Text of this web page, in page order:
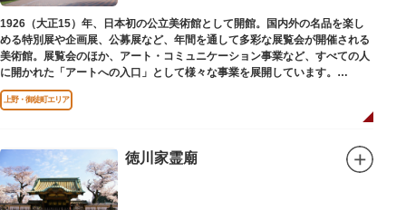
1926（大正15）年、日本初の公立美術館として開館。国内外の名品を楽し
める特別展や企画展、公募展など、年間を通して多彩な展覧会が開催される
美術館。展覧会のほか、アート・コミュニケーション事業など、すべての人
に開かれた「アートへの入口」として様々な事業を展開しています。
レストランやミュージアムショップも充実。開放的なガラス張りのレストラ
ンからは、美術館のプロムナードや四季折々の公園の景色を眺めることがで
能です（観覧料は展覧会によって異なります。展覧会のスケジュールや観覧
料等の詳細は公式サイトをご確認ください）。
専門のスタッフに子供を預け、ゆっくりと展覧会鑑賞を楽しめる託児サービ
ス「パパママデー（事前予約制）」や、個室スペースのある授乳室、ミルク
上野・御徒町エリア
徳川家霊廟